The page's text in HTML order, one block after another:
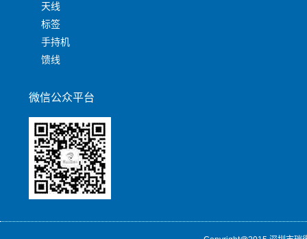
天线
标签
手持机
馈线
微信公众平台